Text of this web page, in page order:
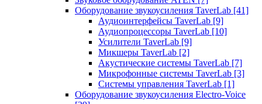
Оборудование звукоусиления TaverLab [41]
Аудиоинтерфейсы TaverLab [9]
Аудиопроцессоры TaverLab [10]
Усилители TaverLab [9]
Микшеры TaverLab [2]
Акустические системы TaverLab [7]
Микрофонные системы TaverLab [3]
Системы управления TaverLab [1]
Оборудование звукоусиления Electro-Voice